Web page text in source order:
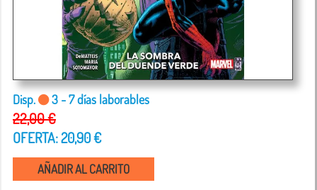
Disp. 3 - 7 días laborables
22,00 €
OFERTA: 20,90 €
AÑADIR AL CARRITO